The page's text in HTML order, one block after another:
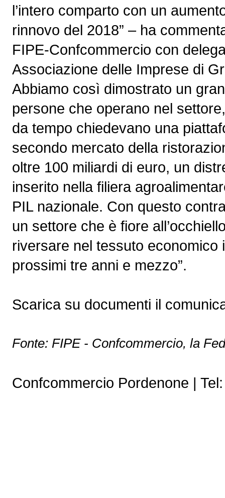
l’intero comparto con un
rinnovo del 2018” – ha
FIPE-Confcommercio con
Associazione delle Imprese di
Abbiamo così dimostrato un
persone che operano nel
da tempo chiedevano una
secondo mercato della
oltre 100 miliardi di euro, un
inserito nella filiera
PIL nazionale. Con questo
un settore che è fiore
riversare nel tessuto economico
prossimi tre anni e mezzo”.
Scarica su documenti il
Fonte: FIPE - Confcommercio, la
Confcommercio Pordenone |